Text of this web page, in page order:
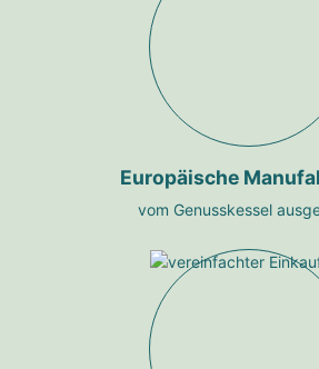
Europäische
vom Genusskessel